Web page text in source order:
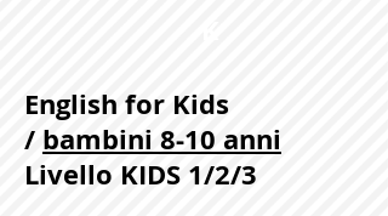
English for Kids
/ bambini 8-10 anni
Livello KIDS 1/2/3